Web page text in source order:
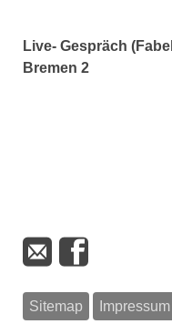
Live- Gespräch
Bremen 2
Sitemap Impressum